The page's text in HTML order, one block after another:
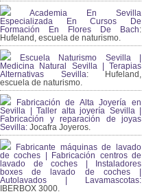
Academia En Sevilla
Especializada En Cursos De
Formación En Flores De Bach:
Hufeland, escuela de naturismo.
Escuela Naturismo Sevilla |
Medicina Natural Sevilla | Terapias
Alternativas Sevilla: Hufeland,
escuela de naturismo.
Fabricación de Alta Joyería en
Sevilla | Taller alta joyería Sevilla |
Fabricación y reparación de joyas
Sevilla: Jocafra Joyeros.
Fabricante máquinas de lavado
de coches | Fabricación centros de
lavado de coches | Instaladores
boxes de lavado de coches |
Autolavados | Lavamascotas:
IBERBOX 3000.